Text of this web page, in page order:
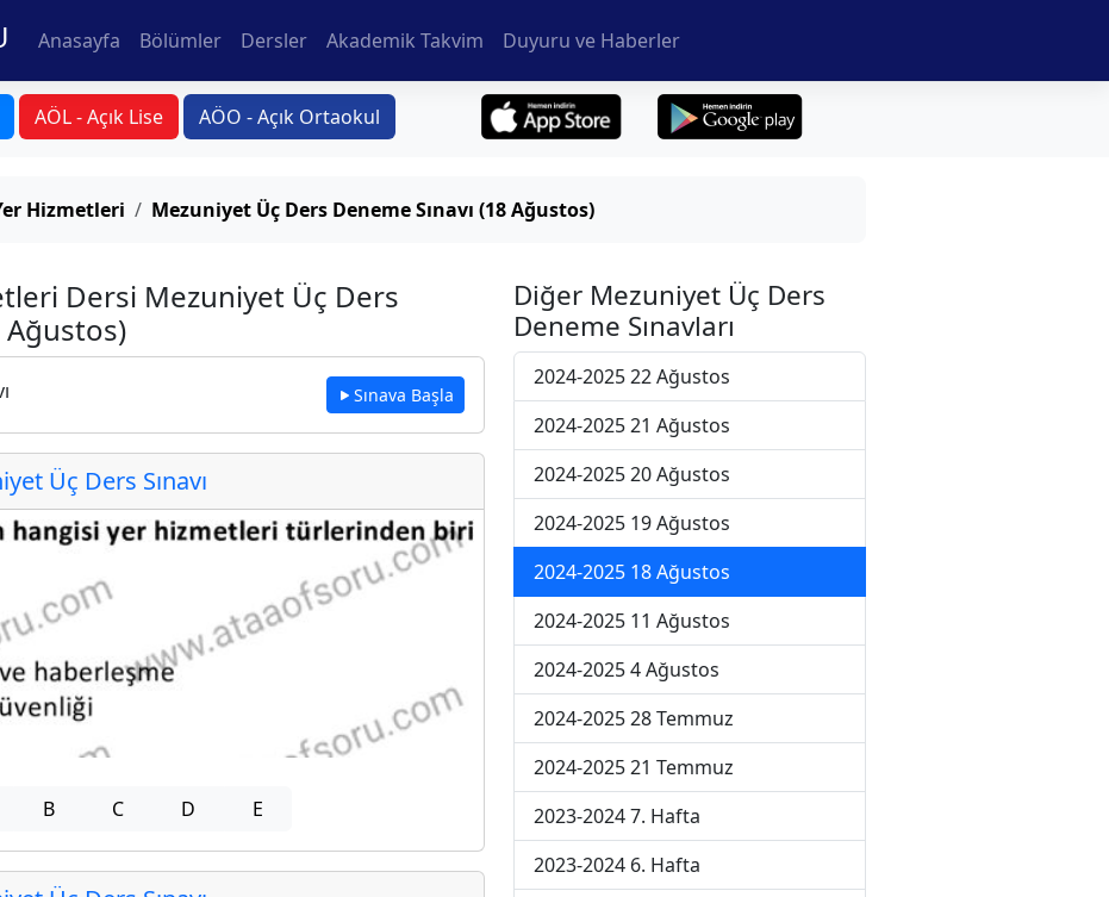
Anasayfa Bölümler Dersler Akademik Takvim Duyuru ve Haberler
AÖL - Açık Lise AÖO - Açık Ortaokul
Hizmetleri Mezuniyet Üç Ders Deneme Sınavı (18 Ağustos)
Dersi Mezuniyet Üç Ders
Ağustos)
Sınava Başla
Üç Ders Sınavı
B C D E
Diğer Mezuniyet Üç Ders
Deneme Sınavları
2024-2025 22 Ağustos
2024-2025 21 Ağustos
2024-2025 20 Ağustos
2024-2025 19 Ağustos
2024-2025 18 Ağustos
2024-2025 11 Ağustos
2024-2025 4 Ağustos
2024-2025 28 Temmuz
2024-2025 21 Temmuz
2023-2024 7. Hafta
2023-2024 6. Hafta